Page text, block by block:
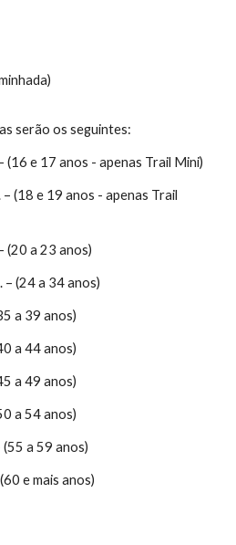
serão os seguintes:
(16 e 17 anos - apenas Trail Mini)
– (18 e 19 anos - apenas Trail
(20 a 23 anos)
– (24 a 34 anos)
a 39 anos)
a 44 anos)
a 49 anos)
a 54 anos)
(55 a 59 anos)
e mais anos)